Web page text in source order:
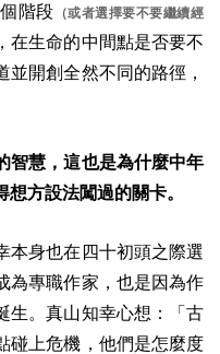
階段 （或者選擇要不要繼續經
在生命的中間點是否要不
開創全然不同的路徑，
智慧，這也是為什麼中年
方設法闖過的關卡。
本身也在四十初頭之際選
為專職作家，也是因為作
生。真山知幸心想：「古
碰上危機，他們是怎麼度